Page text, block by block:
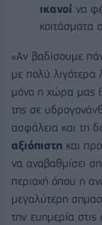
ικανοί να
κοιτάσματα
«Αν βαδίσουμε
με πολύ λιγότερα
μόνο η χώρα μας
της σε
ασφάλεια και τη
αξιόπιστη και
να αναβαθμίσει
περιοχή όπου η
μεγαλύτερη
την ευημερία στις